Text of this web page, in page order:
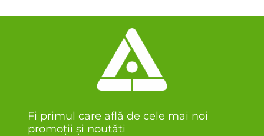
Fi primul care află de cele mai noi
promoții și noutăți